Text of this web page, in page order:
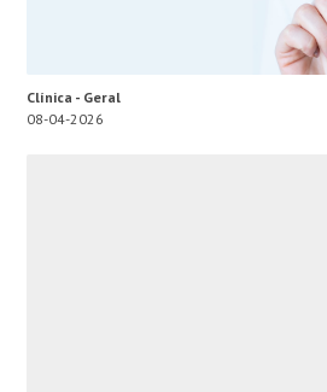
Clínica - Geral
08-04-2026